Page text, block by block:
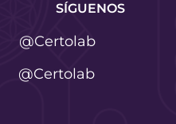
SÍGUENOS
@Certolab
@Certolab